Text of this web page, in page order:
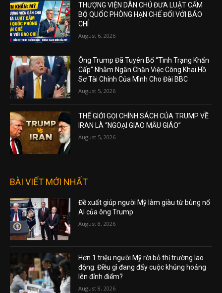
THƯỢNG VIỆN DÂN CHỦ ĐƯA LUẬT CẤM
BỘ QUỐC PHÒNG HẠN CHẾ ĐỐI VỚI BÁO
CHÍ
August 6, 2026
Ông Trump Đã Tuyên Bố “Tình Trạng Khẩn
Cấp” Nhằm Ngăn Chặn Việc Công Khai Hồ
Sơ Tài Chính Của Mình Cho Đài BBC
August 5, 2026
THẾ GIỚI GỌI CHÍNH SÁCH CỦA TRUMP VỀ
IRAN LÀ “NGOẠI GIAO MẪU GIÁO”
August 5, 2026
BÀI VIẾT MỚI NHẤT
Đề xuất giúp người Mỹ làm giàu từ bùng nổ
AI của ông Trump
August 8, 2026
Hơn 1 triệu người Mỹ rời bỏ thị trường lao
động: Điều gì đang đẩy cuộc khủng hoảng
lên đỉnh điểm?
August 8, 2026